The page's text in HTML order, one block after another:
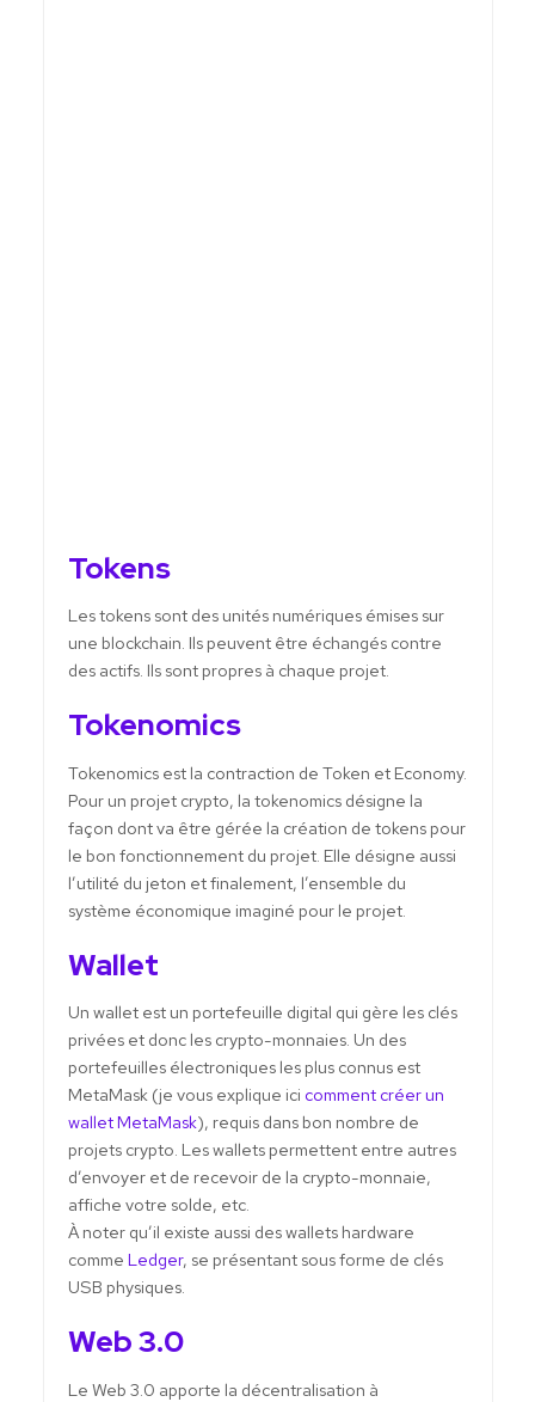
Tokens
Les tokens sont des unités numériques émises sur
une blockchain. Ils peuvent être échangés contre
des actifs. Ils sont propres à chaque projet.
Tokenomics
Tokenomics est la contraction de Token et Economy.
Pour un projet crypto, la tokenomics désigne la
façon dont va être gérée la création de tokens pour
le bon fonctionnement du projet. Elle désigne aussi
l’utilité du jeton et finalement, l’ensemble du
système économique imaginé pour le projet.
Wallet
Un wallet est un portefeuille digital qui gère les clés
privées et donc les crypto-monnaies. Un des
portefeuilles électroniques les plus connus est
MetaMask (je vous explique ici comment créer un
wallet MetaMask), requis dans bon nombre de
projets crypto. Les wallets permettent entre autres
d’envoyer et de recevoir de la crypto-monnaie,
affiche votre solde, etc.
À noter qu’il existe aussi des wallets hardware
comme Ledger, se présentant sous forme de clés
USB physiques.
Web 3.0
Le Web 3.0 apporte la décentralisation à